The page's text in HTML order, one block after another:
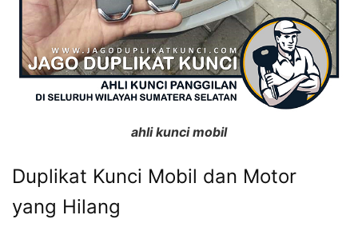
ahli kunci mobil
Duplikat Kunci Mobil dan Motor
yang Hilang